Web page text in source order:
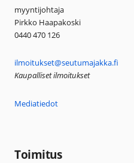
myyntijohtaja
Pirkko Haapakoski
0440 470 126
ilmoitukset@seutumajakka.fi
Kaupalliset ilmoitukset
Mediatiedot
Toimitus